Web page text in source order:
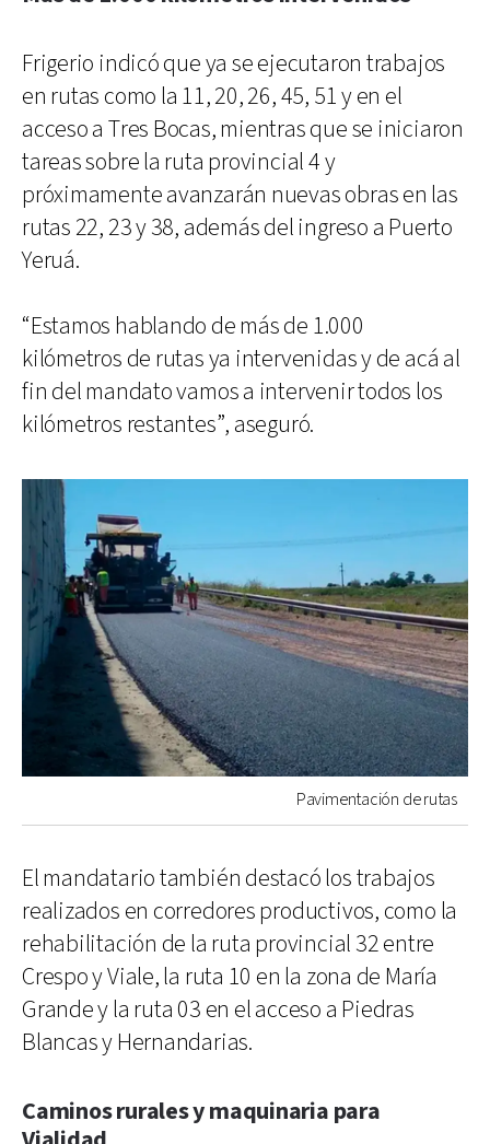
Frigerio indicó que ya se ejecutaron trabajos
en rutas como la 11, 20, 26, 45, 51 y en el
acceso a Tres Bocas, mientras que se iniciaron
tareas sobre la ruta provincial 4 y
próximamente avanzarán nuevas obras en las
rutas 22, 23 y 38, además del ingreso a Puerto
Yeruá.
“Estamos hablando de más de 1.000
kilómetros de rutas ya intervenidas y de acá al
fin del mandato vamos a intervenir todos los
kilómetros restantes”, aseguró.
Pavimentación de rutas
El mandatario también destacó los trabajos
realizados en corredores productivos, como la
rehabilitación de la ruta provincial 32 entre
Crespo y Viale, la ruta 10 en la zona de María
Grande y la ruta 03 en el acceso a Piedras
Blancas y Hernandarias.
Caminos rurales y maquinaria para